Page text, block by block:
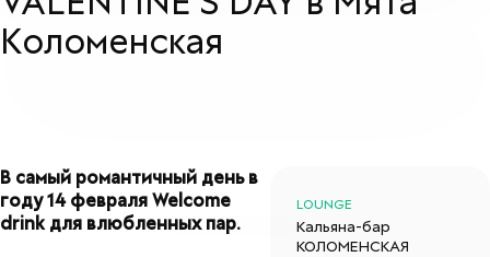
Коломенская
В самый романтичный день в
году 14 февраля Welcome
drink для влюбленных пар.
LOUNGE
Кальяна-бар
КОЛОМЕНСКАЯ